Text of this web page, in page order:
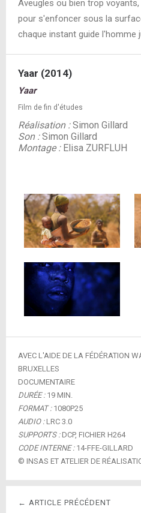
Aveugles ou bien trop
pour s'enfoncer sous la
chaque instant guide l'homme
Yaar (2014)
Yaar
Film de fin d'études
Réalisation :Simon Gillard
Son :Simon Gillard
Montage :Elisa ZURFLUH
AVEC L'AIDE DE LA FÉDÉRATION
BRUXELLES
DOCUMENTAIRE
DURÉE :19 MIN.
FORMAT :1080P25
AUDIO :LRC 3.0
SUPPORTS :DCP, FICHIER H264
CODE INTERNE :14-FFE-GILLARD
© INSAS ET ATELIER DE
← ARTICLE PRÉCÉDENT